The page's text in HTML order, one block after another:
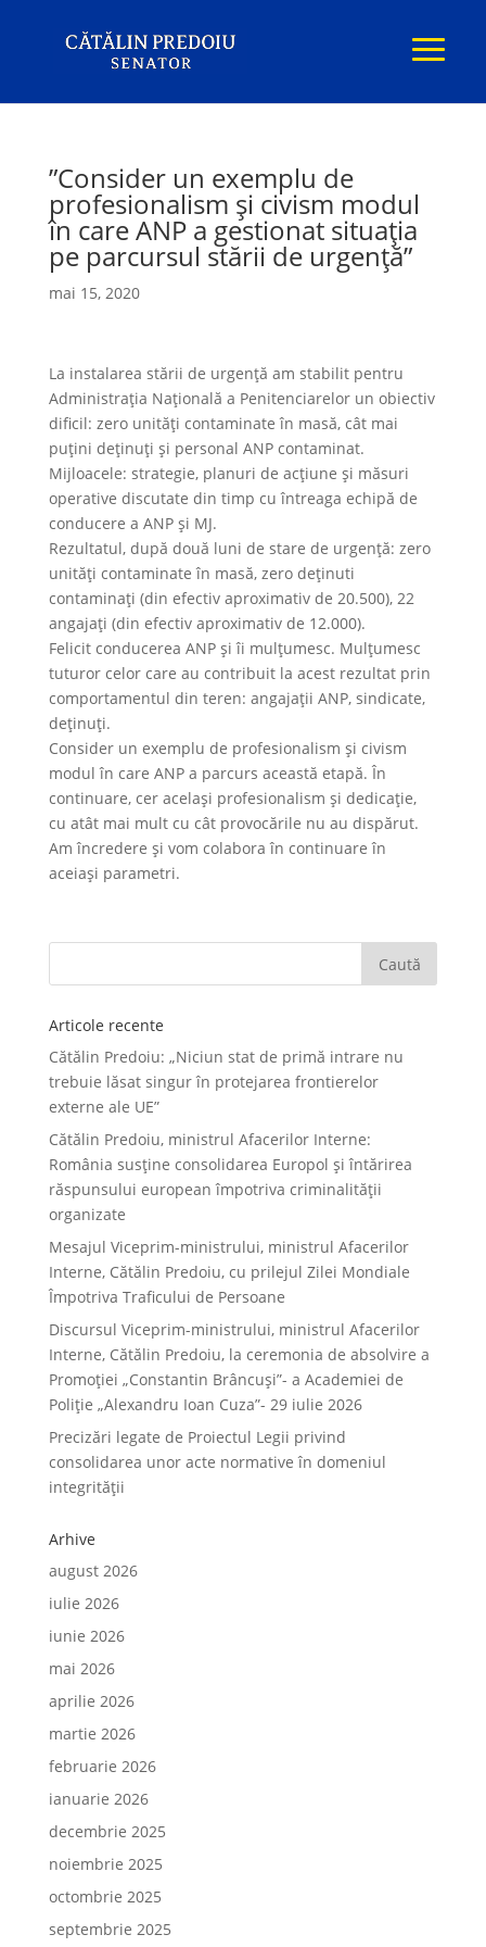
”Consider un exemplu de
profesionalism și civism modul
în care ANP a gestionat situația
pe parcursul stării de urgență”
mai 15, 2020
La instalarea stării de urgență am stabilit pentru
Administrația Națională a Penitenciarelor un obiectiv
dificil: zero unități contaminate în masă, cât mai
puțini deținuți și personal ANP contaminat.
Mijloacele: strategie, planuri de acțiune și măsuri
operative discutate din timp cu întreaga echipă de
conducere a ANP și MJ.
Rezultatul, după două luni de stare de urgență: zero
unități contaminate în masă, zero deținuti
contaminați (din efectiv aproximativ de 20.500), 22
angajați (din efectiv aproximativ de 12.000).
Felicit conducerea ANP și îi mulțumesc. Mulțumesc
tuturor celor care au contribuit la acest rezultat prin
comportamentul din teren: angajații ANP, sindicate,
deținuți.
Consider un exemplu de profesionalism și civism
modul în care ANP a parcurs această etapă. În
continuare, cer același profesionalism și dedicație,
cu atât mai mult cu cât provocările nu au dispărut.
Am încredere și vom colabora în continuare în
aceiași parametri.
Articole recente
Cătălin Predoiu: „Niciun stat de primă intrare nu
trebuie lăsat singur în protejarea frontierelor
externe ale UE”
Cătălin Predoiu, ministrul Afacerilor Interne:
România susține consolidarea Europol și întărirea
răspunsului european împotriva criminalității
organizate
Mesajul Viceprim-ministrului, ministrul Afacerilor
Interne, Cătălin Predoiu, cu prilejul Zilei Mondiale
Împotriva Traficului de Persoane
Discursul Viceprim-ministrului, ministrul Afacerilor
Interne, Cătălin Predoiu, la ceremonia de absolvire a
Promoției „Constantin Brâncuși”- a Academiei de
Poliție „Alexandru Ioan Cuza”- 29 iulie 2026
Precizări legate de Proiectul Legii privind
consolidarea unor acte normative în domeniul
integrității
Arhive
august 2026
iulie 2026
iunie 2026
mai 2026
aprilie 2026
martie 2026
februarie 2026
ianuarie 2026
decembrie 2025
noiembrie 2025
octombrie 2025
septembrie 2025